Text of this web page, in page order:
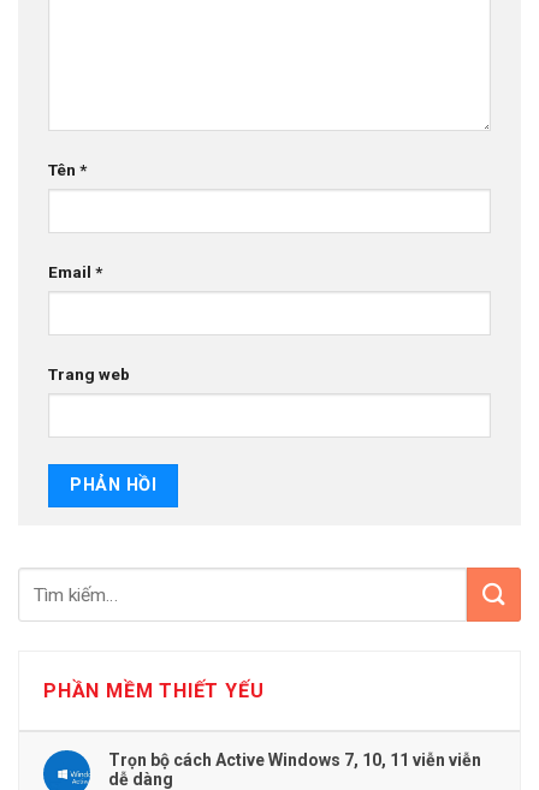
PHẦN MỀM THIẾT YẾU
Trọn bộ cách Active Windows 7, 10, 11 viễn viễn
dễ dàng
Tên *
Email *
Trang web